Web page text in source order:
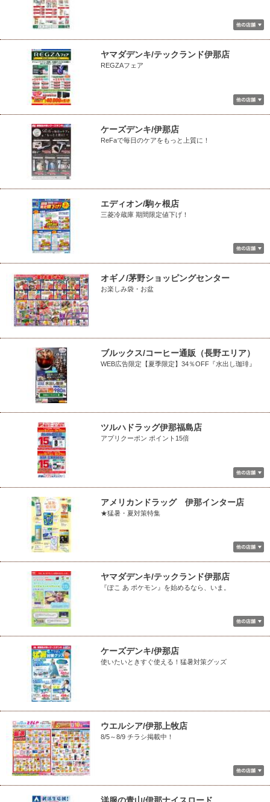
ヤマダデンキ/テックランド伊那店
REGZAフェア
ケーズデンキ/伊那店
ReFaで毎日のケアをもっと上質に！
エディオン/駒ヶ根店
三菱冷蔵庫 期間限定値下げ！
オギノ/茅野ショッピングセンター
お楽しみ袋・お盆
ブルックス/コーヒー通販（長野エリア）
WEB広告限定【夏季限定】34％OFF『水出し珈琲』
ツルハドラッグ伊那福島店
アプリクーポン ポイント15倍
アメリカンドラッグ 伊那インター店
★猛暑・夏対策特集
ヤマダデンキ/テックランド伊那店
『ぽこ あ ポケモン』を始めるなら、いま。
ケーズデンキ/伊那店
使いたいときすぐ使える！猛暑対策グッズ
ウエルシア/伊那上牧店
8/5～8/9 チラシ掲載中！